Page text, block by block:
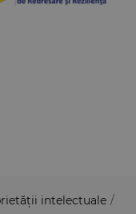
intelectuale /